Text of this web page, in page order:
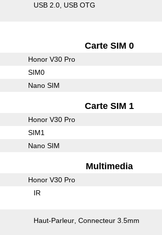
USB 2.0 USB OTG
Carte SIM 0
Honor V30 Pro
SIM0
Nano SIM
Carte SIM 1
Honor V30 Pro
SIM1
Nano SIM
Multimedia
Honor V30 Pro
IR
Haut-Parleur Connecteur 3.5mm